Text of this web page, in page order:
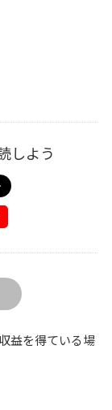
しよう
益を得ている場